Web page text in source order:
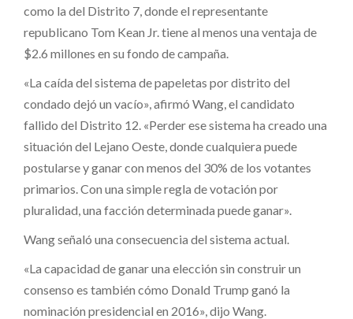
como la del Distrito 7, donde el representante
republicano Tom Kean Jr. tiene al menos una ventaja de
$2.6 millones en su fondo de campaña.
«La caída del sistema de papeletas por distrito del
condado dejó un vacío», afirmó Wang, el candidato
fallido del Distrito 12. «Perder ese sistema ha creado una
situación del Lejano Oeste, donde cualquiera puede
postularse y ganar con menos del 30% de los votantes
primarios. Con una simple regla de votación por
pluralidad, una facción determinada puede ganar».
Wang señaló una consecuencia del sistema actual.
«La capacidad de ganar una elección sin construir un
consenso es también cómo Donald Trump ganó la
nominación presidencial en 2016», dijo Wang.